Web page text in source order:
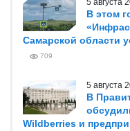
5 августа
В этом
Самарской области
709
5 августа
В
Wildberries и